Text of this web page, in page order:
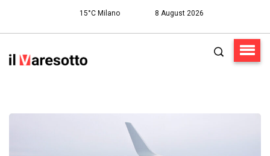
15°C Milano 8 August 2026